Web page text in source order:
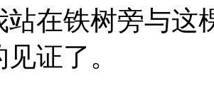
站在铁树旁与这
证了。